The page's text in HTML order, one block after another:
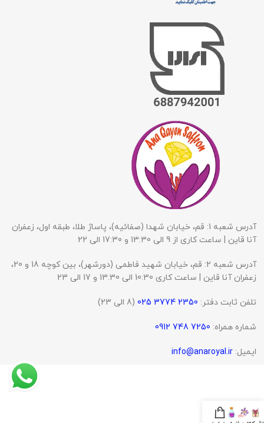
آدرس شعبه 1: قم، خیابان شهدا (صفائیه)، پاساژ طلا، طبقه اول، زعفران
آنا قاین | ساعت کاری از 9 الی 13:30 و 17:30 الی 22
آدرس شعبه 2: قم، خیابان شهید فاطمی (دورشهر)، بین کوچه 18 و 20،
زعفران آنا قاین | ساعت کاری 10:30 الی 13:30 و 17 الی 23
تلفن ثابت دفتر: 2350 3774 025 (8 الی 23)
شماره همراه: 7250 748 0912
ایمیل: info@anaroyal.ir